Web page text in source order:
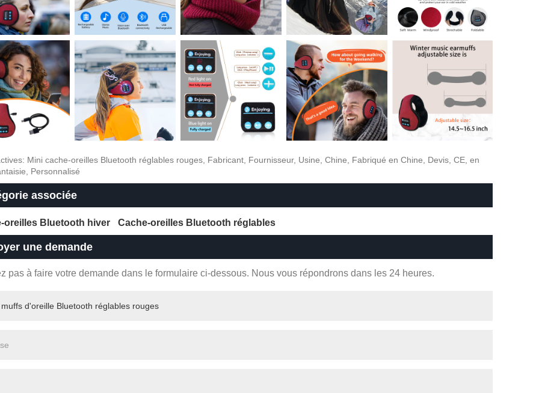
Mini cache-oreilles Bluetooth réglables rouges, Fabricant, Fournisseur, Usine, Chine, Fabriqué en Chine, Devis, CE, en
Personnalisé
associée
oreilles Bluetooth hiver Cache-oreilles Bluetooth réglables
une demande
pas à faire votre demande dans le formulaire ci-dessous. Nous vous répondrons dans les 24 heures.